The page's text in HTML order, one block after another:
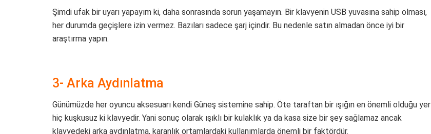
Şimdi ufak bir uyarı yapayım ki, daha sonrasında sorun yaşamayın. Bir klavyenin USB yuvasına sahip olması,
her durumda geçişlere izin vermez. Bazıları sadece şarj içindir. Bu nedenle satın almadan önce iyi bir
araştırma yapın.
3- Arka Aydınlatma
Günümüzde her oyuncu aksesuarı kendi Güneş sistemine sahip. Öte taraftan bir ışığın en önemli olduğu yer
hiç kuşkusuz ki klavyedir. Yani sonuç olarak ışıklı bir kulaklık ya da kasa size bir şey sağlamaz ancak
klavyedeki arka aydınlatma, karanlık ortamlardaki kullanımlarda önemli bir faktördür.